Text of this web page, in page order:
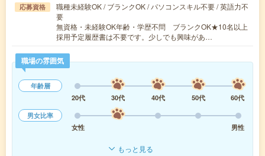
応募資格
職種未経験OK / ブランクOK / パソコンスキル不要 / 英語力不
要
無資格・未経験OK年齢・学歴不問 ブランクOK★10名以上
採用予定履歴書は不要です。少しでも興味があ…
職場の雰囲気
年齢層
20代
30代 40代 50代
60代
男女比率
女性
男性
もっと見る